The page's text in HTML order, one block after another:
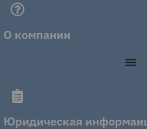
О компании
Юридическая